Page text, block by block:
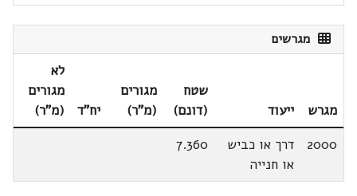
מגרשים
מגרש ייעוד
שטח
(דונם)
מגורים
(מ"ר)
יח"ד
לא
מגורים
(מ"ר)
2000
דרך או כביש
או חנייה
7.360